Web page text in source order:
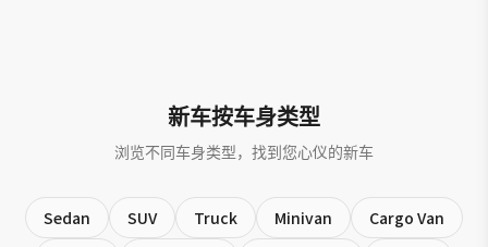
新车按车身类型
浏览不同车身类型，找到您心仪的新车
Sedan SUV Truck Minivan
Cargo Van